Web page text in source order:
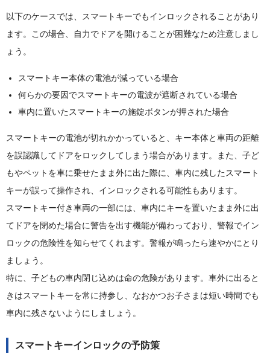
以下のケースでは、スマートキーでもインロックされることがあり
ます。この場合、自力でドアを開けることが困難なため注意しまし
ょう。
スマートキー本体の電池が減っている場合
何らかの要因でスマートキーの電波が遮断されている場合
車内に置いたスマートキーの施錠ボタンが押された場合
スマートキーの電池が切れかかっていると、キー本体と車両の距離
を誤認識してドアをロックしてしまう場合があります。また、子ど
もやペットを車に乗せたまま外に出た際に、車内に残したスマート
キーが誤って操作され、インロックされる可能性もあります。
スマートキー付き車両の一部には、車内にキーを置いたまま外に出
てドアを閉めた場合に警告を出す機能が備わっており、警報でイン
ロックの危険性を知らせてくれます。警報が鳴ったら速やかにとり
ましょう。
特に、子どもの車内閉じ込めは命の危険があります。車外に出ると
きはスマートキーを常に持参し、なおかつお子さまは短い時間でも
車内に残さないようにしましょう。
スマートキーインロックの予防策